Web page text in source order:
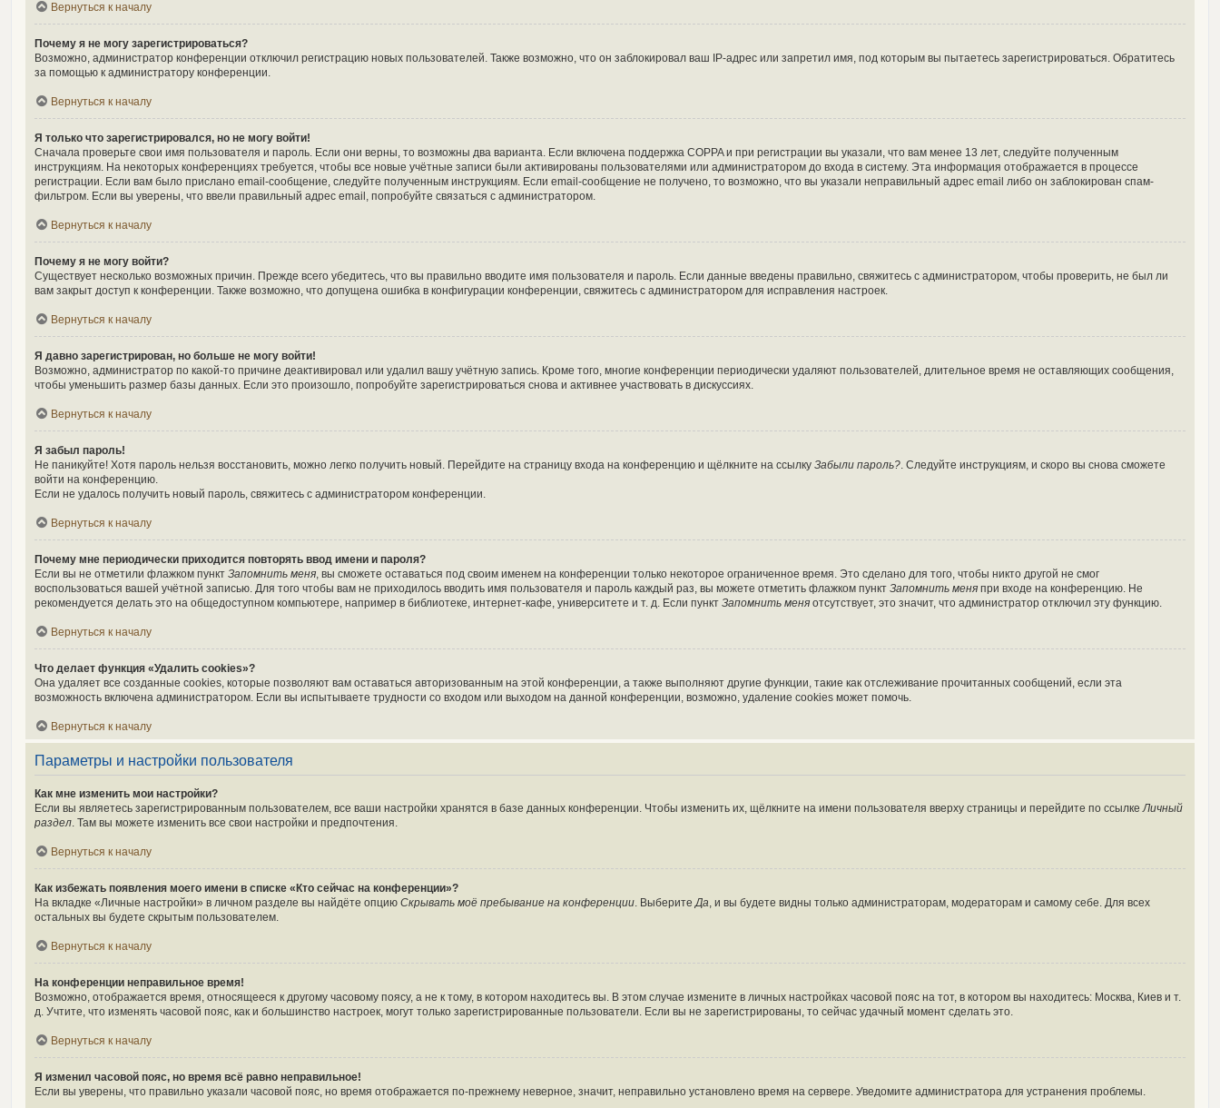
Вернуться к началу
Почему я не могу зарегистрироваться?
Возможно, администратор конференции отключил регистрацию новых пользователей. Также возможно, что он заблокировал ваш IP-адрес или запретил имя, под которым вы пытаетесь зарегистрироваться. Обратитесь
за помощью к администратору конференции.
Вернуться к началу
Я только что зарегистрировался, но не могу войти!
Сначала проверьте свои имя пользователя и пароль. Если они верны, то возможны два варианта. Если включена поддержка COPPA и при регистрации вы указали, что вам менее 13 лет, следуйте полученным
инструкциям. На некоторых конференциях требуется, чтобы все новые учётные записи были активированы пользователями или администратором до входа в систему. Эта информация отображается в процессе
регистрации. Если вам было прислано email-сообщение, следуйте полученным инструкциям. Если email-сообщение не получено, то возможно, что вы указали неправильный адрес email либо он заблокирован спам-
фильтром. Если вы уверены, что ввели правильный адрес email, попробуйте связаться с администратором.
Вернуться к началу
Почему я не могу войти?
Существует несколько возможных причин. Прежде всего убедитесь, что вы правильно вводите имя пользователя и пароль. Если данные введены правильно, свяжитесь с администратором, чтобы проверить, не был ли
вам закрыт доступ к конференции. Также возможно, что допущена ошибка в конфигурации конференции, свяжитесь с администратором для исправления настроек.
Вернуться к началу
Я давно зарегистрирован, но больше не могу войти!
Возможно, администратор по какой-то причине деактивировал или удалил вашу учётную запись. Кроме того, многие конференции периодически удаляют пользователей, длительное время не оставляющих сообщения,
чтобы уменьшить размер базы данных. Если это произошло, попробуйте зарегистрироваться снова и активнее участвовать в дискуссиях.
Вернуться к началу
Я забыл пароль!
Не паникуйте! Хотя пароль нельзя восстановить, можно легко получить новый. Перейдите на страницу входа на конференцию и щёлкните на ссылку Забыли пароль?. Следуйте инструкциям, и скоро вы снова сможете
войти на конференцию.
Если не удалось получить новый пароль, свяжитесь с администратором конференции.
Вернуться к началу
Почему мне периодически приходится повторять ввод имени и пароля?
Если вы не отметили флажком пункт Запомнить меня, вы сможете оставаться под своим именем на конференции только некоторое ограниченное время. Это сделано для того, чтобы никто другой не смог
воспользоваться вашей учётной записью. Для того чтобы вам не приходилось вводить имя пользователя и пароль каждый раз, вы можете отметить флажком пункт Запомнить меня при входе на конференцию. Не
рекомендуется делать это на общедоступном компьютере, например в библиотеке, интернет-кафе, университете и т. д. Если пункт Запомнить меня отсутствует, это значит, что администратор отключил эту функцию.
Вернуться к началу
Что делает функция «Удалить cookies»?
Она удаляет все созданные cookies, которые позволяют вам оставаться авторизованным на этой конференции, а также выполняют другие функции, такие как отслеживание прочитанных сообщений, если эта
возможность включена администратором. Если вы испытываете трудности со входом или выходом на данной конференции, возможно, удаление cookies может помочь.
Вернуться к началу
Параметры и настройки пользователя
Как мне изменить мои настройки?
Если вы являетесь зарегистрированным пользователем, все ваши настройки хранятся в базе данных конференции. Чтобы изменить их, щёлкните на имени пользователя вверху страницы и перейдите по ссылкеЛичный
раздел. Там вы можете изменить все свои настройки и предпочтения.
Вернуться к началу
Как избежать появления моего имени в списке «Кто сейчас на конференции»?
На вкладке «Личные настройки» в личном разделе вы найдёте опцию Скрывать моё пребывание на конференции. ВыберитеДа, и вы будете видны только администраторам, модераторам и самому себе. Для всех
остальных вы будете скрытым пользователем.
Вернуться к началу
На конференции неправильное время!
Возможно, отображается время, относящееся к другому часовому поясу, а не к тому, в котором находитесь вы. В этом случае измените в личных настройках часовой пояс на тот, в котором вы находитесь: Москва, Киев и т.
д. Учтите, что изменять часовой пояс, как и большинство настроек, могут только зарегистрированные пользователи. Если вы не зарегистрированы, то сейчас удачный момент сделать это.
Вернуться к началу
Я изменил часовой пояс, но время всё равно неправильное!
Если вы уверены, что правильно указали часовой пояс, но время отображается по-прежнему неверное, значит, неправильно установлено время на сервере. Уведомите администратора для устранения проблемы.